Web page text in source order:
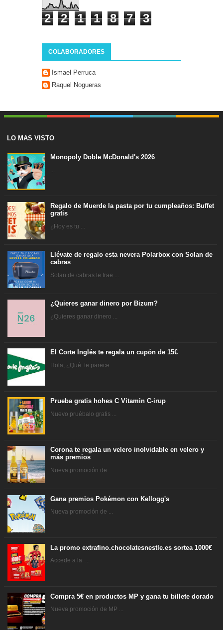
2 2 1 1 8 7 3
COLABORADORES
Ismael Perruca
Raquel Nogueras
LO MAS VISTO
Monopoly Doble McDonald's 2026
Regalo de Muerde la pasta por tu cumpleaños: Buffet
gratis
¿Hoy es tu ...
Llévate de regalo esta nevera Polarbox con Solan de
cabras
Solan de cabras te trae ...
¿Quieres ganar dinero por Bizum?
¿Quieres ganar dinero ...
El Corte Inglés te regala un cupón de 15€
Hola, ¿Qué te parece ...
Prueba gratis hohes C Vitamin C-irup
Nuevo pruébalo gratis ...
Corona te regala un velero inolvidable en velero y
más premios
Nueva promoción de ...
Gana premios Pokémon con Kellogg's
Nueva promoción de ...
La promo extrafino.chocolatesnestle.es sortea 1000€
Accede a la ...
Compra 5€ en productos MP y gana tu billete dorado
Nueva promoción de MP ...